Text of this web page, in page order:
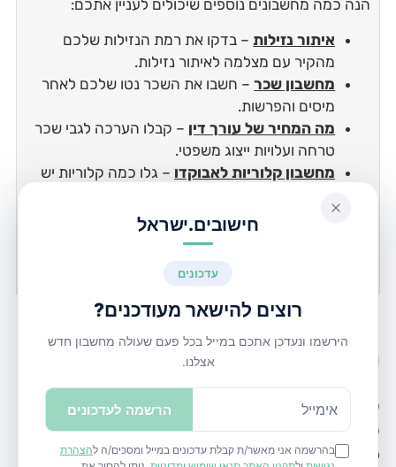
הנה כמה מחשבונים נוספים שיכולים לעניין אתכם:
איתור נזילות– בדקו את רמת הנזילות שלכם
מהקיר עם מצלמה לאיתור נזילות.
מחשבון שכר– חשבו את השכר נטו שלכם לאחר
מיסים והפרשות.
מה המחיר של עורך דין – קבלו הערכה לגבי שכר
טרחה ועלויות ייצוג משפטי.
מחשבון קלוריות לאבוקדו – גלו כמה קלוריות יש
רוצים לשמור את המחשבון לגישה מהירה?
לחצו על כפתור "שמור מחשבון" והוסיפו אותו לסימניות
מינוס או הלוואה בריבית נמוכה
יותר
כאשר אתם מתמודדים עם מינוס בבנק, חשוב להבין
כמה משלמים על המינוס בבנק לעומת האפשרות
לקחת הלוואה בריבית נמוכה יותר. במקרים רבים,